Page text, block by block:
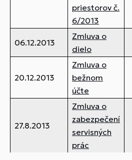
priestorov č.
6/2013
06.12.2013
Zmluva o
dielo
20.12.2013
Zmluva o
bežnom
účte
27.8.2013
Zmluva o
zabezpečení
servisných
prác